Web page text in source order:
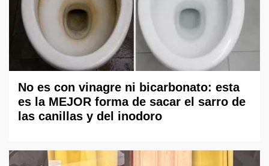
No es con vinagre ni bicarbonato: esta
es la MEJOR forma de sacar el sarro de
las canillas y del inodoro